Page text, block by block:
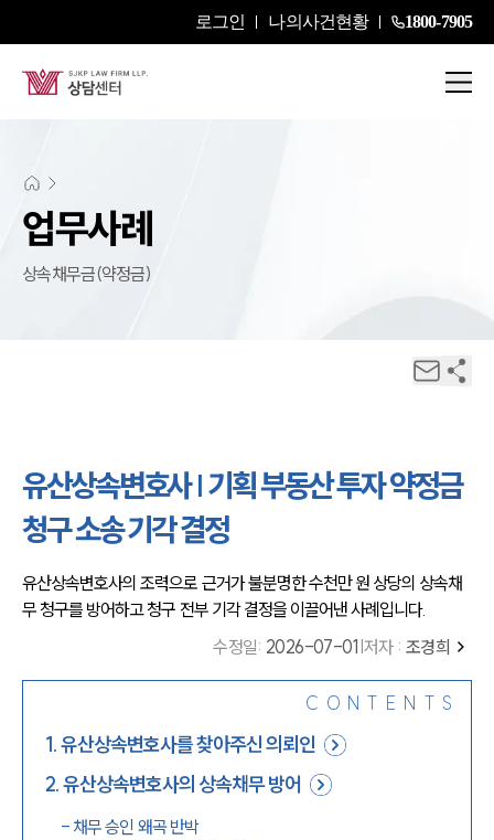
로그인 나의사건현황 1800-7905
업무사례
상속채무금(약정금)
유산상속변호사 | 기획 부동산 투자 약정금
청구 소송 기각 결정
유산상속변호사의 조력으로 근거가 불분명한 수천만 원 상당의 상속채
무 청구를 방어하고 청구 전부 기각 결정을 이끌어낸 사례입니다.
수정일: 2026-07-01 |저자 : 조경희
CONTENTS
1.유산상속변호사를 찾아주신 의뢰인
2.유산상속변호사의 상속채무 방어
- 채무 승인 왜곡 반박